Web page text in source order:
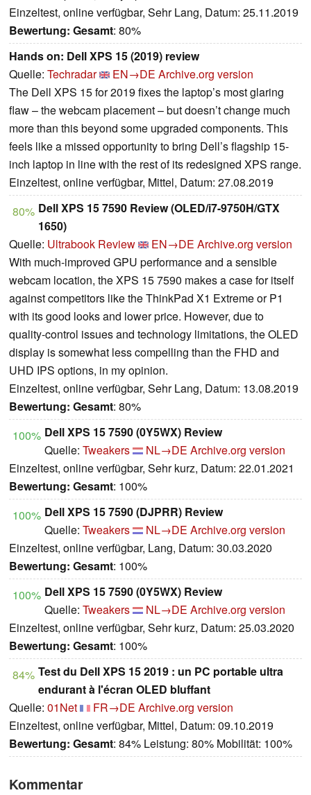
Einzeltest, online verfügbar, Sehr Lang, Datum: 25.11.2019
Bewertung: Gesamt: 80%
Hands on: Dell XPS 15 (2019) review
Quelle: Techradar EN→DE Archive.org version
The Dell XPS 15 for 2019 fixes the laptop’s most glaring
flaw – the webcam placement – but doesn’t change much
more than this beyond some upgraded components. This
feels like a missed opportunity to bring Dell’s flagship 15-
inch laptop in line with the rest of its redesigned XPS range.
Einzeltest, online verfügbar, Mittel, Datum: 27.08.2019
80% Dell XPS 15 7590 Review (OLED/i7-9750H/GTX
1650)
Quelle: Ultrabook Review EN→DE Archive.org version
With much-improved GPU performance and a sensible
webcam location, the XPS 15 7590 makes a case for itself
against competitors like the ThinkPad X1 Extreme or P1
with its good looks and lower price. However, due to
quality-control issues and technology limitations, the OLED
display is somewhat less compelling than the FHD and
UHD IPS options, in my opinion.
Einzeltest, online verfügbar, Sehr Lang, Datum: 13.08.2019
Bewertung: Gesamt: 80%
100% Dell XPS 15 7590 (0Y5WX) Review
Quelle: Tweakers NL→DE Archive.org version
Einzeltest, online verfügbar, Sehr kurz, Datum: 22.01.2021
Bewertung: Gesamt: 100%
100% Dell XPS 15 7590 (DJPRR) Review
Quelle: Tweakers NL→DE Archive.org version
Einzeltest, online verfügbar, Lang, Datum: 30.03.2020
Bewertung: Gesamt: 100%
100% Dell XPS 15 7590 (0Y5WX) Review
Quelle: Tweakers NL→DE Archive.org version
Einzeltest, online verfügbar, Sehr kurz, Datum: 25.03.2020
Bewertung: Gesamt: 100%
84% Test du Dell XPS 15 2019 : un PC portable ultra
endurant à l'écran OLED bluffant
Quelle: 01Net FR→DE Archive.org version
Einzeltest, online verfügbar, Mittel, Datum: 09.10.2019
Bewertung: Gesamt: 84% Leistung: 80% Mobilität: 100%
Kommentar